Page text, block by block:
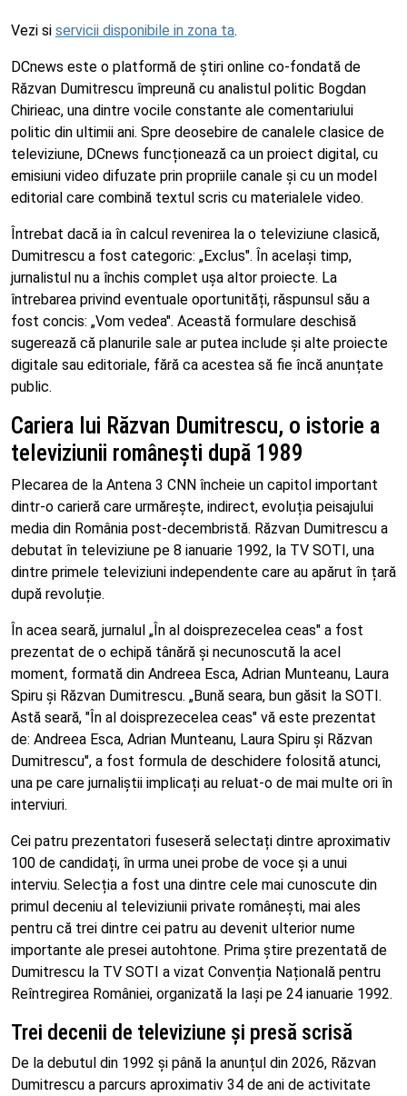
Vezi si servicii disponibile in zona ta.
DCnews este o platformă de știri online co-fondată de
Răzvan Dumitrescu împreună cu analistul politic Bogdan
Chirieac, una dintre vocile constante ale comentariului
politic din ultimii ani. Spre deosebire de canalele clasice de
televiziune, DCnews funcționează ca un proiect digital, cu
emisiuni video difuzate prin propriile canale și cu un model
editorial care combină textul scris cu materialele video.
Întrebat dacă ia în calcul revenirea la o televiziune clasică,
Dumitrescu a fost categoric: „Exclus". În același timp,
jurnalistul nu a închis complet ușa altor proiecte. La
întrebarea privind eventuale oportunități, răspunsul său a
fost concis: „Vom vedea". Această formulare deschisă
sugerează că planurile sale ar putea include și alte proiecte
digitale sau editoriale, fără ca acestea să fie încă anunțate
public.
Cariera lui Răzvan Dumitrescu, o istorie a
televiziunii românești după 1989
Plecarea de la Antena 3 CNN încheie un capitol important
dintr-o carieră care urmărește, indirect, evoluția peisajului
media din România post-decembristă. Răzvan Dumitrescu a
debutat în televiziune pe 8 ianuarie 1992, la TV SOTI, una
dintre primele televiziuni independente care au apărut în țară
după revoluție.
În acea seară, jurnalul „În al doisprezecelea ceas" a fost
prezentat de o echipă tânără și necunoscută la acel
moment, formată din Andreea Esca, Adrian Munteanu, Laura
Spiru și Răzvan Dumitrescu. „Bună seara, bun găsit la SOTI.
Astă seară, "În al doisprezecelea ceas" vă este prezentat
de: Andreea Esca, Adrian Munteanu, Laura Spiru și Răzvan
Dumitrescu", a fost formula de deschidere folosită atunci,
una pe care jurnaliștii implicați au reluat-o de mai multe ori în
interviuri.
Cei patru prezentatori fuseseră selectați dintre aproximativ
100 de candidați, în urma unei probe de voce și a unui
interviu. Selecția a fost una dintre cele mai cunoscute din
primul deceniu al televiziunii private românești, mai ales
pentru că trei dintre cei patru au devenit ulterior nume
importante ale presei autohtone. Prima știre prezentată de
Dumitrescu la TV SOTI a vizat Convenția Națională pentru
Reîntregirea României, organizată la Iași pe 24 ianuarie 1992.
Trei decenii de televiziune și presă scrisă
De la debutul din 1992 și până la anunțul din 2026, Răzvan
Dumitrescu a parcurs aproximativ 34 de ani de activitate